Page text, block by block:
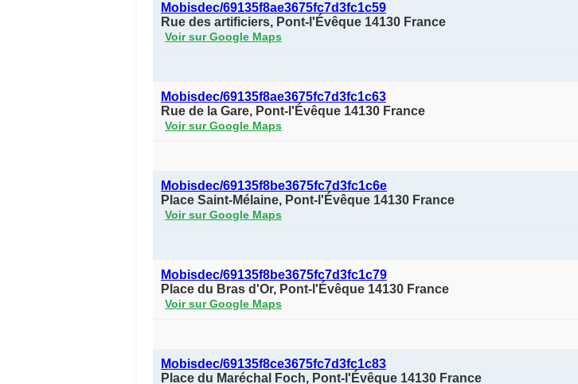
Mobisdec/69135f8ae3675fc7d3fc1c59
Rue des artificiers, Pont-l'Évêque 14130 France
Voir sur Google Maps
Mobisdec/69135f8ae3675fc7d3fc1c63
Rue de la Gare, Pont-l'Évêque 14130 France
Voir sur Google Maps
Mobisdec/69135f8be3675fc7d3fc1c6e
Place Saint-Mélaine, Pont-l'Évêque 14130 France
Voir sur Google Maps
Mobisdec/69135f8be3675fc7d3fc1c79
Place du Bras d'Or, Pont-l'Évêque 14130 France
Voir sur Google Maps
Mobisdec/69135f8ce3675fc7d3fc1c83
Place du Maréchal Foch, Pont-l'Évêque 14130 France